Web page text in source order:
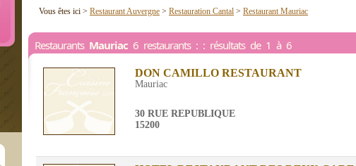
Vous êtes ici > Restaurant Auvergne > Restauration Cantal > Restaurant Mauriac
Restaurants Mauriac 6 restaurants : : résultats de 1 à 6
DON CAMILLO RESTAURANT
Mauriac
30 RUE REPUBLIQUE
15200